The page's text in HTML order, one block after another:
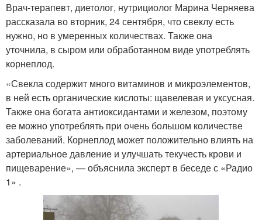
Врач-терапевт, диетолог, нутрициолог Марина Черняева
рассказала во вторник, 24 сентября, что свеклу есть
нужно, но в умеренных количествах. Также она
уточнила, в сыром или обработанном виде употреблять
корнеплод.
«Свекла содержит много витаминов и микроэлементов,
в ней есть органические кислоты: щавелевая и уксусная.
Также она богата антиоксидантами и железом, поэтому
ее можно употреблять при очень большом количестве
заболеваний. Корнеплод может положительно влиять на
артериальное давление и улучшать текучесть крови и
пищеварение», — объяснила эксперт в беседе с «Радио
1» .